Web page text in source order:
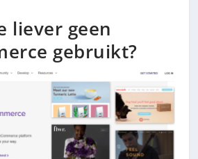
liever geen
gebruikt?